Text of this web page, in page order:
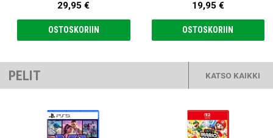
29,95 €
OSTOSKORIIN
19,95 €
OSTOSKORIIN
PELIT KATSO KAIKKI